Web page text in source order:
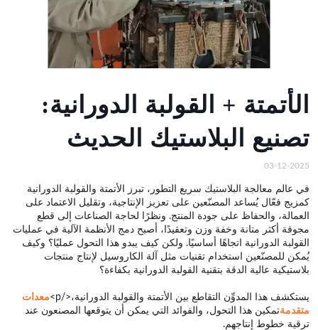
الأتمتة + القولبة الدورانية:
تصنيع البلاستيك الحديث
03-12-2025
في عالم معالجة البلاستيك سريع التطور، تبرز الأتمتة والقولبة الدورانية
كمزيج فعّال يُساعد المصنّعين على تعزيز الإنتاجية، وتقليل الاعتماد على
العمالة، والحفاظ على جودة المنتج. ونظرًا لحاجة الصناعات إلى قطع
مجوفة أكثر متانة وخفة وزن وتعقيدًا، أصبح دمج الأنظمة الآلية في عمليات
القولبة الدورانية اتجاهًا أساسيًا. ولكن كيف يبدو هذا التحول عمليًا؟ وكيف
يُمكن للمصنّعين استخدام تقنيات مثل آلة الكاروسيل لإنتاج منتجات
بلاستيكية عالية الدقة بتقنية القولبة الدورانية بكفاءة؟
يستكشف هذا المدوِّن التقاطع بين الأتمتة والقولبة الدورانية،</p>
معدات
متقدمةتمكين هذا التحول، والفوائد التي يمكن أن يتوقعها المصنعون عند
ترقية خطوط إنتاجهم.